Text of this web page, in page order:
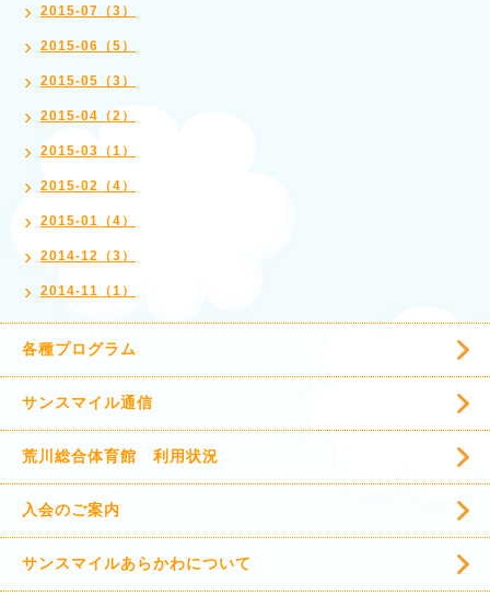
2015-07（3）
2015-06（5）
2015-05（3）
2015-04（2）
2015-03（1）
2015-02（4）
2015-01（4）
2014-12（3）
2014-11（1）
各種プログラム
サンスマイル通信
荒川総合体育館 利用状況
入会のご案内
サンスマイルあらかわについて